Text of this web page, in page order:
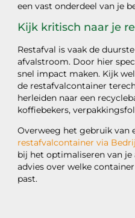
een vast onderdeel van je
Kijk kritisch naar je
Restafval is vaak de
afvalstroom. Door hier
snel impact maken. Kijk
de restafvalcontainer
herleiden naar een
koffiebekers,
Overweeg het gebruik van
restafvalcontainer via
bij het optimaliseren van
advies over welke
past.